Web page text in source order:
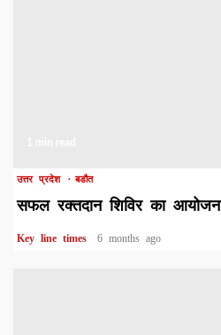
उत्तर प्रदेश बडौत
सफल रक्तदान शिविर का आयोजन
Key line times 6 months ago